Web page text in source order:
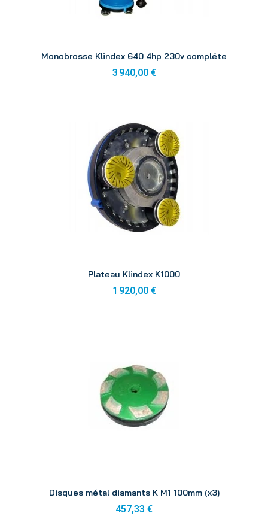
Monobrosse Klindex 640 4hp 230v compléte
3 940,00 €
Plateau Klindex K1000
1 920,00 €
Disques métal diamants K M1 100mm (x3)
457,33 €